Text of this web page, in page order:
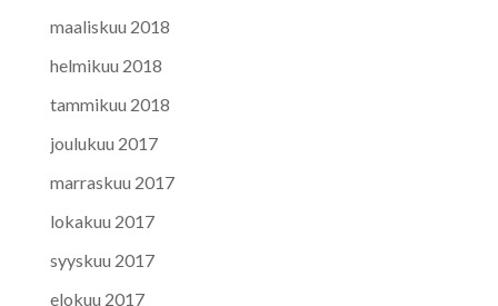
maaliskuu 2018
helmikuu 2018
tammikuu 2018
joulukuu 2017
marraskuu 2017
lokakuu 2017
syyskuu 2017
elokuu 2017